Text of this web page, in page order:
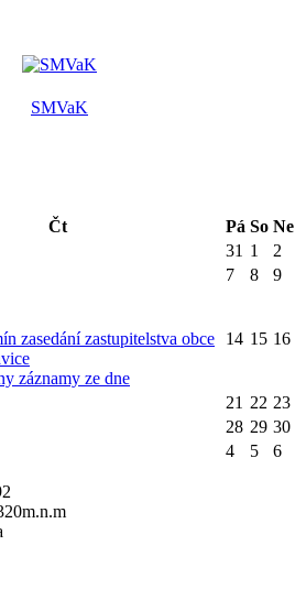
SMVaK
Čt Pá So Ne
31 1
2
7 8 9
zasedání zastupitelstva obce
záznamy ze dne
14 15 16
21 22 23
28 29 30
4 5 6